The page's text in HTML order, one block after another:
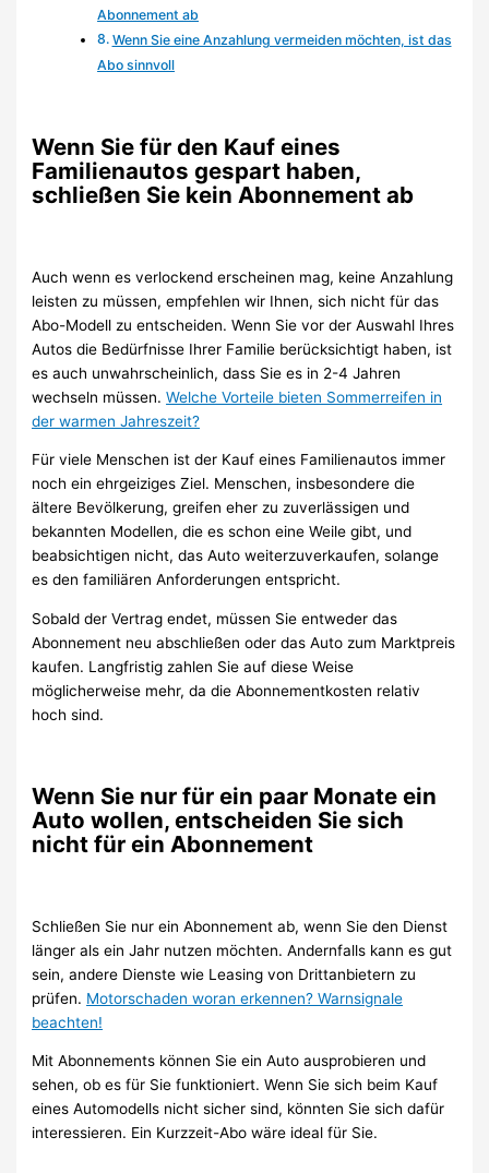
Abonnement ab
Wenn Sie eine Anzahlung vermeiden möchten, ist das
Abo sinnvoll
Wenn Sie für den Kauf eines
Familienautos gespart haben,
schließen Sie kein Abonnement ab
Auch wenn es verlockend erscheinen mag, keine Anzahlung
leisten zu müssen, empfehlen wir Ihnen, sich nicht für das
Abo-Modell zu entscheiden. Wenn Sie vor der Auswahl Ihres
Autos die Bedürfnisse Ihrer Familie berücksichtigt haben, ist
es auch unwahrscheinlich, dass Sie es in 2-4 Jahren
wechseln müssen.Welche Vorteile bieten Sommerreifen in
der warmen Jahreszeit?
Für viele Menschen ist der Kauf eines Familienautos immer
noch ein ehrgeiziges Ziel. Menschen, insbesondere die
ältere Bevölkerung, greifen eher zu zuverlässigen und
bekannten Modellen, die es schon eine Weile gibt, und
beabsichtigen nicht, das Auto weiterzuverkaufen, solange
es den familiären Anforderungen entspricht.
Sobald der Vertrag endet, müssen Sie entweder das
Abonnement neu abschließen oder das Auto zum Marktpreis
kaufen. Langfristig zahlen Sie auf diese Weise
möglicherweise mehr, da die Abonnementkosten relativ
hoch sind.
Wenn Sie nur für ein paar Monate ein
Auto wollen, entscheiden Sie sich
nicht für ein Abonnement
Schließen Sie nur ein Abonnement ab, wenn Sie den Dienst
länger als ein Jahr nutzen möchten. Andernfalls kann es gut
sein, andere Dienste wie Leasing von Drittanbietern zu
prüfen. Motorschaden woran erkennen? Warnsignale
beachten!
Mit Abonnements können Sie ein Auto ausprobieren und
sehen, ob es für Sie funktioniert. Wenn Sie sich beim Kauf
eines Automodells nicht sicher sind, könnten Sie sich dafür
interessieren. Ein Kurzzeit-Abo wäre ideal für Sie.